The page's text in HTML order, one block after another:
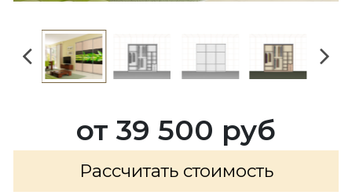
от 39 500 руб
Рассчитать стоимость